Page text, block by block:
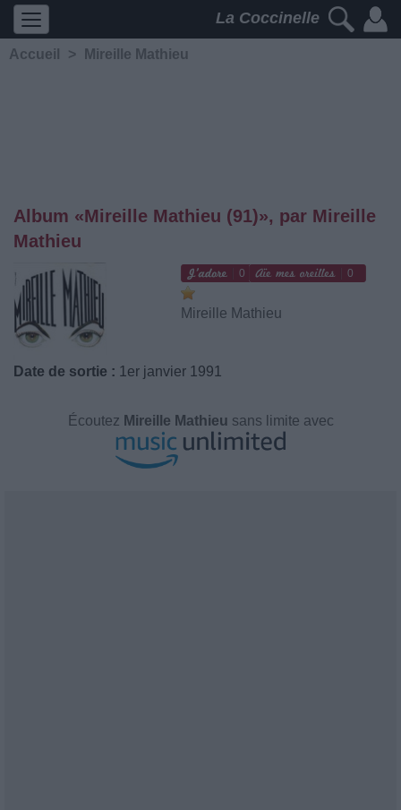
La Coccinelle
Accueil > Mireille Mathieu
Album «Mireille Mathieu (91)», par Mireille
Mathieu
0 0
Mireille Mathieu
Date de sortie : 1er janvier 1991
Écoutez Mireille Mathieu sans limite avec